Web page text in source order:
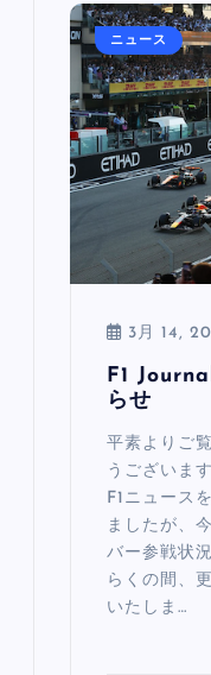
ニュース
3月 14,
F1
らせ
平素よりご
うございま
F1ニュース
ましたが、
バー参戦状
らくの間、
いたしま…